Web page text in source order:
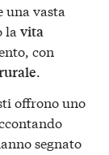
una vasta
la vita
con
.
offrono uno
segnato